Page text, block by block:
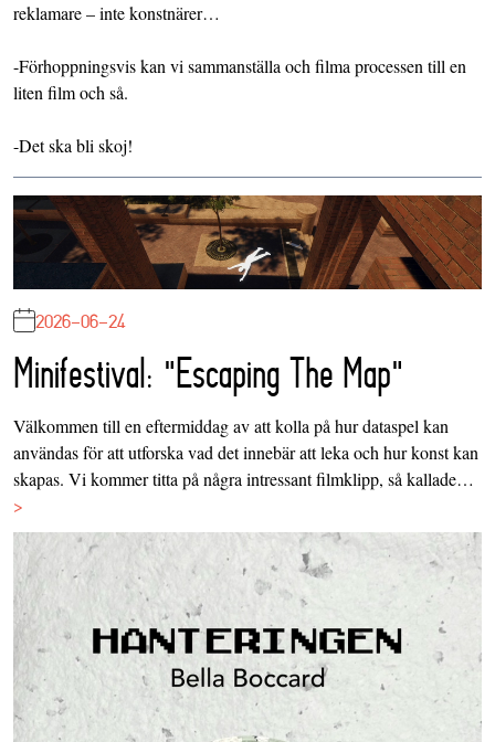
reklamare – inte konstnärer…
-Förhoppningsvis kan vi sammanställa och filma processen till en
liten film och så.
-Det ska bli skoj!
2026-06-24
Minifestival: "Escaping The Map"
Välkommen till en eftermiddag av att kolla på hur dataspel kan
användas för att utforska vad det innebär att leka och hur konst kan
skapas. Vi kommer titta på några intressant filmklipp, så kallade…
>